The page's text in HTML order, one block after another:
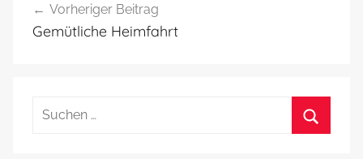
Vorheriger Beitrag
Gemütliche Heimfahrt
Suchen